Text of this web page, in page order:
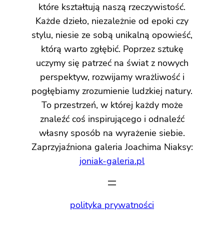
które kształtują naszą rzeczywistość.
Każde dzieło, niezależnie od epoki czy
stylu, niesie ze sobą unikalną opowieść,
którą warto zgłębić. Poprzez sztukę
uczymy się patrzeć na świat z nowych
perspektyw, rozwijamy wrażliwość i
pogłębiamy zrozumienie ludzkiej natury.
To przestrzeń, w której każdy może
znaleźć coś inspirującego i odnaleźć
własny sposób na wyrażenie siebie.
Zaprzyjaźniona galeria Joachima Niaksy:
joniak-galeria.pl
polityka prywatności